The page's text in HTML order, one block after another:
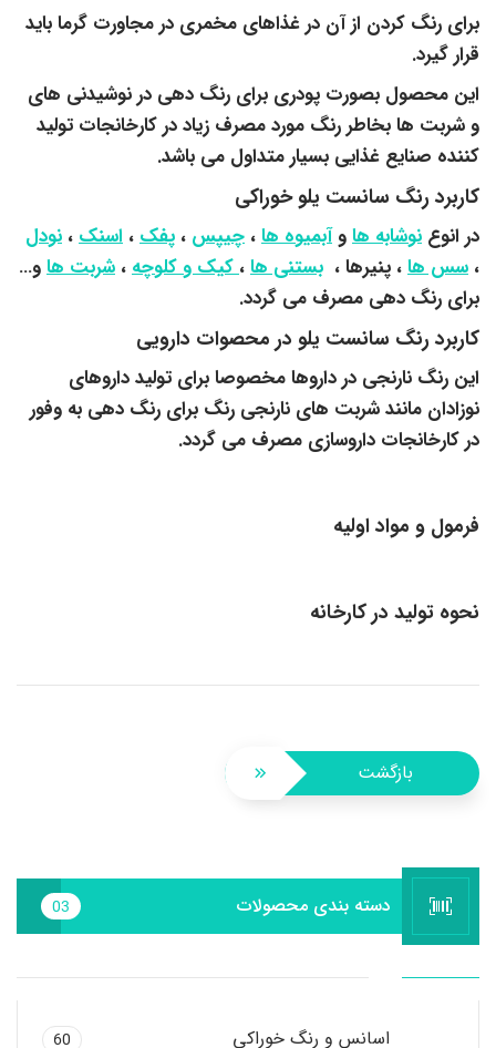
برای رنگ کردن از آن در غذاهای مخمری در مجاورت گرما باید
قرار گیرد.
این محصول بصورت پودری برای رنگ دهی در نوشیدنی های
و شربت ها بخاطر رنگ مورد مصرف زیاد در کارخانجات تولید
کننده صنایع غذایی بسیار متداول می باشد.
کاربرد رنگ سانست یلو خوراکی
در انوع نوشابه هاوآبمیوه ها، چیپس ، پفک، اسنک، نودل
، سس ها، پنیرها ، بستنی ها،کیک و کلوچه، شربت هاو…
برای رنگ دهی مصرف می گردد.
کاربرد رنگ سانست یلو در محصوات دارویی
این رنگ نارنجی در داروها مخصوصا برای تولید داروهای
نوزادان مانند شربت های نارنجی رنگ برای رنگ دهی به وفور
در کارخانجات داروسازی مصرف می گردد.
فرمول و مواد اولیه
نحوه تولید در کارخانه
بازگشت
دسته بندی محصولات 03
اسانس و رنگ خوراکی 60